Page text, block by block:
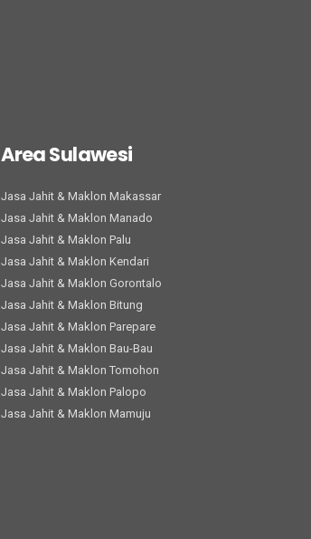
Area Sulawesi
Jasa Jahit & Maklon Makassar
Jasa Jahit & Maklon Manado
Jasa Jahit & Maklon Palu
Jasa Jahit & Maklon Kendari
Jasa Jahit & Maklon Gorontalo
Jasa Jahit & Maklon Bitung
Jasa Jahit & Maklon Parepare
Jasa Jahit & Maklon Bau-Bau
Jasa Jahit & Maklon Tomohon
Jasa Jahit & Maklon Palopo
Jasa Jahit & Maklon Mamuju